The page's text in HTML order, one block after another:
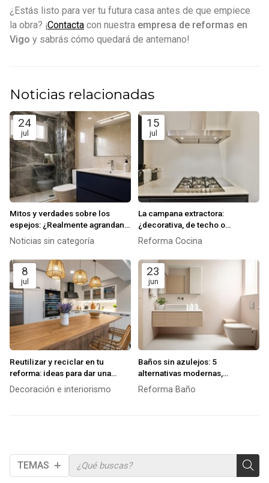
TEMAS
¿Estás listo para ver tu futura casa antes de que empiece
la obra? ¡Contacta con nuestra empresa de reformas en
Vigo y sabrás cómo quedará de antemano!
Noticias relacionadas
24
jul
Mitos y verdades sobre los
espejos: ¿Realmente agrandan
el espacio?
Noticias sin categoría
15
jul
La campana extractora:
¿decorativa, de techo o
integrada? Cómo elegir la más
Reforma Cocina
8
jul
Reutilizar y reciclar en tu
reforma: ideas para dar una
segunda vida a materiales y
Decoración e interiorismo
23
jun
Baños sin azulejos: 5
alternativas modernas,
resistentes y fáciles de limpiar
Reforma Baño